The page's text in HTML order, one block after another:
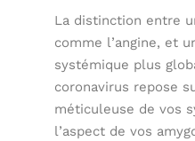
La distinction entre
comme l’angine, et
systémique plus
coronavirus repose
méticuleuse de vos
l’aspect de vos